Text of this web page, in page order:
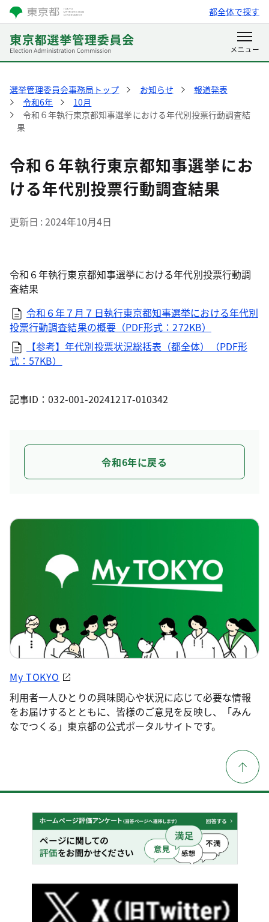
都全体で探す
選挙管理委員会事務局トップ お知らせ
報道発表
令和6年
10月
令和６年執行東京都知事選挙における年代別投票行動調査結
果
令和６年執行東京都知事選挙にお
ける年代別投票行動調査結果
更新日 2024年10月4日
令和６年執行東京都知事選挙における年代別投票行動調
査結果
令和６年７月７日執行東京都知事選挙における年代別
投票行動調査結果の概要（PDF形式：272KB）
【参考】年代別投票状況総括表（都全体）（PDF形
式：57KB）
記事ID：032-001-20241217-010342
令和6年に戻る
My TOKYO
利用者一人ひとりの興味関心や状況に応じて必要な情報
をお届けするとともに、皆様のご意見を反映し、「みん
なでつくる」東京都の公式ポータルサイトです。